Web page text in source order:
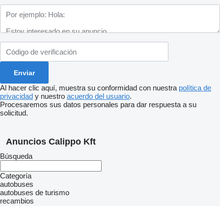
Al hacer clic aquí, muestra su conformidad con nuestra política de
privacidad y nuestro acuerdo del usuario.
Procesaremos sus datos personales para dar respuesta a su
solicitud.
Anuncios Calippo Kft
Búsqueda
Categoría
autobuses
autobuses de turismo
recambios